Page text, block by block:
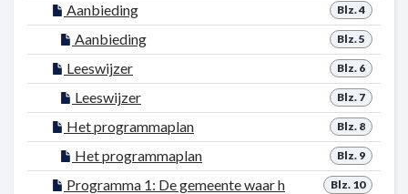
Blz. 4
Aanbieding
Blz. 5
Aanbieding
Blz. 6
Leeswijzer
Blz. 7
Leeswijzer
Blz. 8
Het programmaplan
Blz. 9
Het programmaplan
Blz. 10
Programma 1: De gemeente waar h